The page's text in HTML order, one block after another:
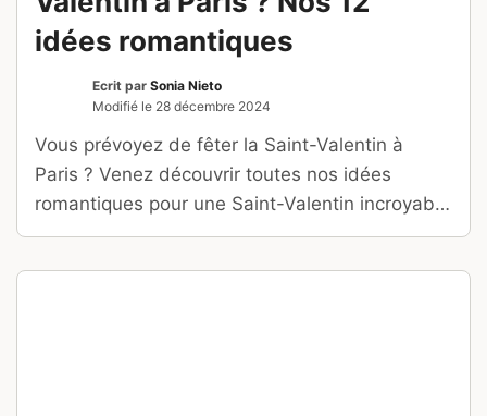
idées romantiques
Ecrit par Sonia Nieto
Modifié le 28 décembre 2024
Vous prévoyez de fêter la Saint-Valentin à
Paris ? Venez découvrir toutes nos idées
romantiques pour une Saint-Valentin incroyable
dans la capitale !